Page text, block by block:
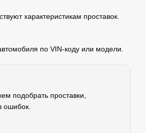
характеристикам проставок.
по VIN-коду или модели.
подобрать проставки,
ошибок.